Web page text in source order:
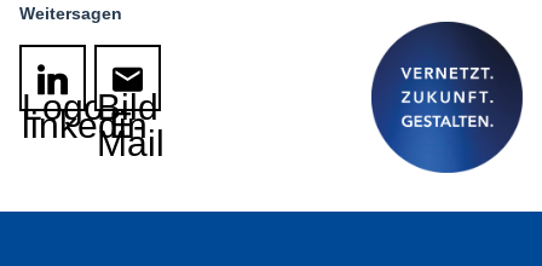
Weitersagen
Logo
linkedin
Bild
E-
Mail